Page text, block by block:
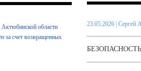
23.05.2026| Сергей
БЕЗОПАСНОСТЬ
области
за счет возвращенных